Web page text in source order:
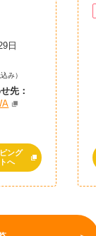
日
込み）
せ先：
ング
へ